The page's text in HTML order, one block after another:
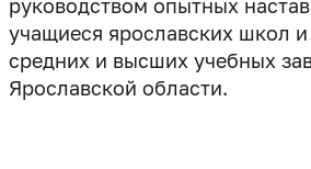
руководством опытных
учащиеся ярославских школ и
средних и высших учебных
Ярославской области.